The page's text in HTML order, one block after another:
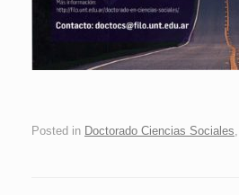
Posted in Doctorado Ciencias Sociales